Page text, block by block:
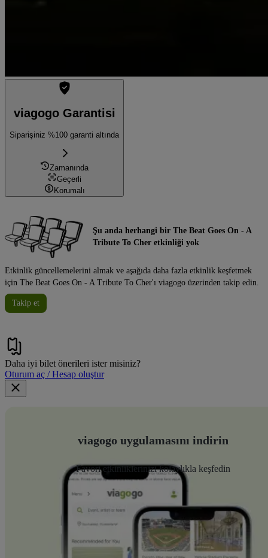
viagogo Garantisi
Siparişiniz %100 garanti altında
Zamanında
Geçerli
Korumalı
Şu anda herhangi bir The Beat Goes On - A
Tribute To Cher etkinliği yok
Etkinlik güncellemelerini almak ve aşağıda daha fazla etkinlik keşfetmek
için The Beat Goes On - A Tribute To Cher'ı viagogo üzerinden takip edin.
Takip et
Daha iyi bilet önerileri ister misiniz?
Oturum aç / Hesap oluştur
viagogo uygulamasını indirin
Favori etkinliklerinizi kolaylıkla keşfedin